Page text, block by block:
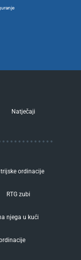
Natječaji
ordinacije
RTG zubi
njega u kući